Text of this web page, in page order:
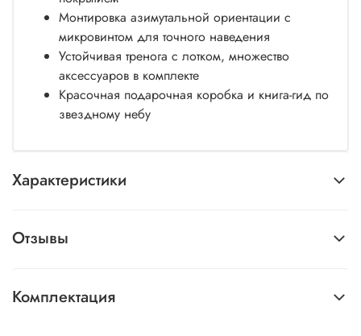
Монтировка азимутальной ориентации с
микровинтом для точного наведения
Устойчивая тренога с лотком, множество
аксессуаров в комплекте
Красочная подарочная коробка и книга-гид по
звездному небу
Характеристики
Отзывы
Комплектация